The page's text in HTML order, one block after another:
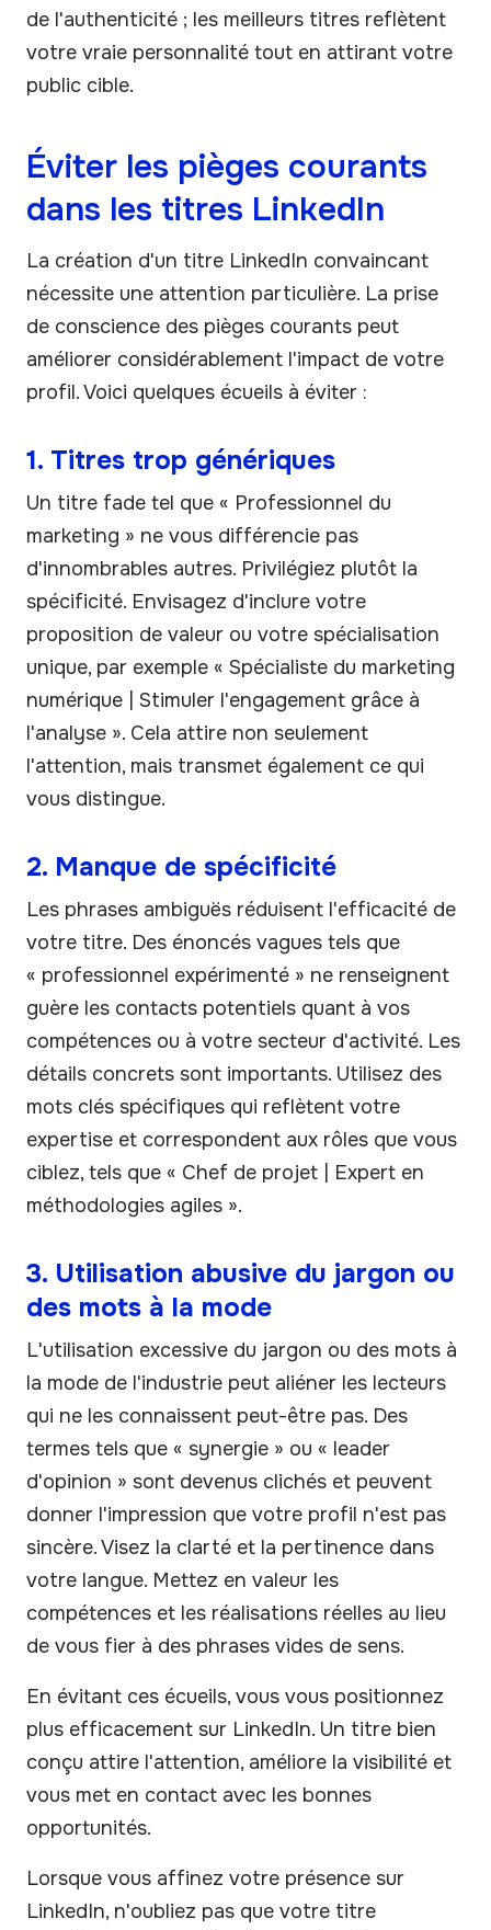
de l'authenticité ; les meilleurs titres reflètent
votre vraie personnalité tout en attirant votre
public cible.
Éviter les pièges courants
dans les titres LinkedIn
La création d'un titre LinkedIn convaincant
nécessite une attention particulière. La prise
de conscience des pièges courants peut
améliorer considérablement l'impact de votre
profil. Voici quelques écueils à éviter :
1. Titres trop génériques
Un titre fade tel que « Professionnel du
marketing » ne vous différencie pas
d'innombrables autres. Privilégiez plutôt la
spécificité. Envisagez d'inclure votre
proposition de valeur ou votre spécialisation
unique, par exemple « Spécialiste du marketing
numérique | Stimuler l'engagement grâce à
l'analyse ». Cela attire non seulement
l'attention, mais transmet également ce qui
vous distingue.
2. Manque de spécificité
Les phrases ambiguës réduisent l'efficacité de
votre titre. Des énoncés vagues tels que
« professionnel expérimenté » ne renseignent
guère les contacts potentiels quant à vos
compétences ou à votre secteur d'activité. Les
détails concrets sont importants. Utilisez des
mots clés spécifiques qui reflètent votre
expertise et correspondent aux rôles que vous
ciblez, tels que « Chef de projet | Expert en
méthodologies agiles ».
3. Utilisation abusive du jargon ou
des mots à la mode
L'utilisation excessive du jargon ou des mots à
la mode de l'industrie peut aliéner les lecteurs
qui ne les connaissent peut-être pas. Des
termes tels que « synergie » ou « leader
d'opinion » sont devenus clichés et peuvent
donner l'impression que votre profil n'est pas
sincère. Visez la clarté et la pertinence dans
votre langue. Mettez en valeur les
compétences et les réalisations réelles au lieu
de vous fier à des phrases vides de sens.
En évitant ces écueils, vous vous positionnez
plus efficacement sur LinkedIn. Un titre bien
conçu attire l'attention, améliore la visibilité et
vous met en contact avec les bonnes
opportunités.
Lorsque vous affinez votre présence sur
LinkedIn, n'oubliez pas que votre titre